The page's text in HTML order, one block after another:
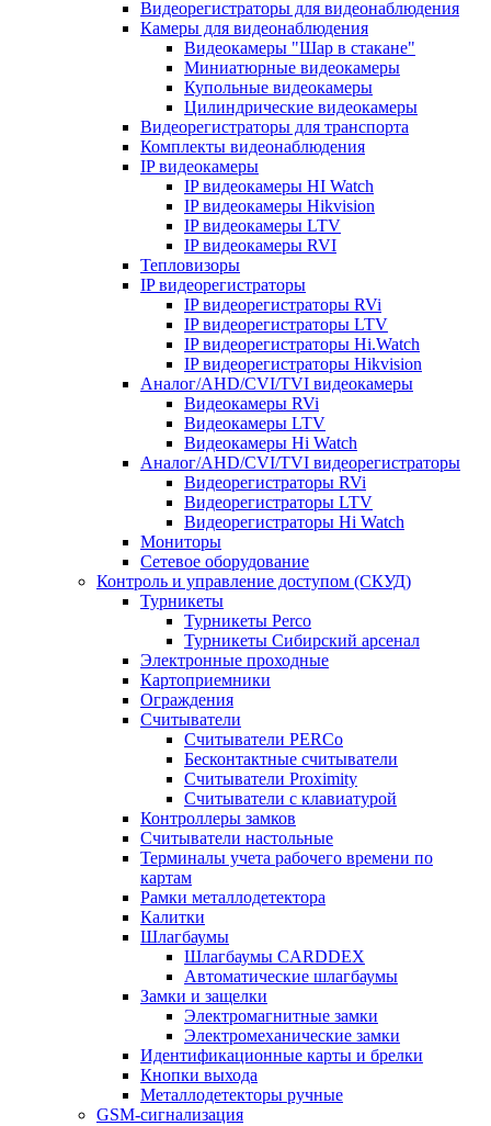
Видеорегистраторы для видеонаблюдения
Камеры для видеонаблюдения
Видеокамеры "Шар в стакане"
Миниатюрные видеокамеры
Купольные видеокамеры
Цилиндрические видеокамеры
Видеорегистраторы для транспорта
Комплекты видеонаблюдения
IP видеокамеры
IP видеокамеры HI Watch
IP видеокамеры Hikvision
IP видеокамеры LTV
IP видеокамеры RVI
Тепловизоры
IP видеорегистраторы
IP видеорегистраторы RVi
IP видеорегистраторы LTV
IP видеорегистраторы Hi.Watch
IP видеорегистраторы Hikvision
Аналог/AHD/CVI/TVI видеокамеры
Видеокамеры RVi
Видеокамеры LTV
Видеокамеры Hi Watch
Аналог/AHD/CVI/TVI видеорегистраторы
Видеорегистраторы RVi
Видеорегистраторы LTV
Видеорегистраторы Hi Watch
Мониторы
Сетевое оборудование
Контроль и управление доступом (СКУД)
Турникеты
Турникеты Perco
Турникеты Сибирский арсенал
Электронные проходные
Картоприемники
Ограждения
Считыватели
Считыватели PERCo
Бесконтактные считыватели
Считыватели Proximity
Считыватели с клавиатурой
Контроллеры замков
Считыватели настольные
Терминалы учета рабочего времени по
картам
Рамки металлодетектора
Калитки
Шлагбаумы
Шлагбаумы CARDDEX
Автоматические шлагбаумы
Замки и защелки
Электромагнитные замки
Электромеханические замки
Идентификационные карты и брелки
Кнопки выхода
Металлодетекторы ручные
GSM-сигнализация